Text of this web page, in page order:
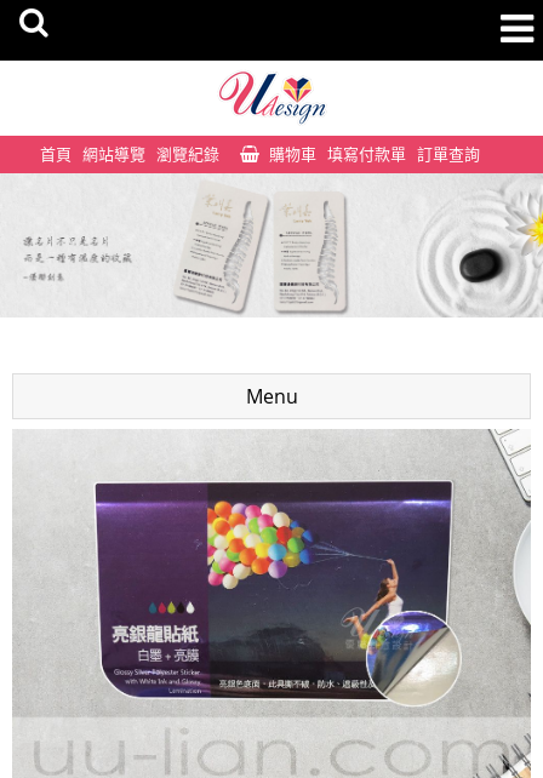
首頁 網站導覽 瀏覽紀錄 購物車 填寫付款單 訂單查詢
Menu